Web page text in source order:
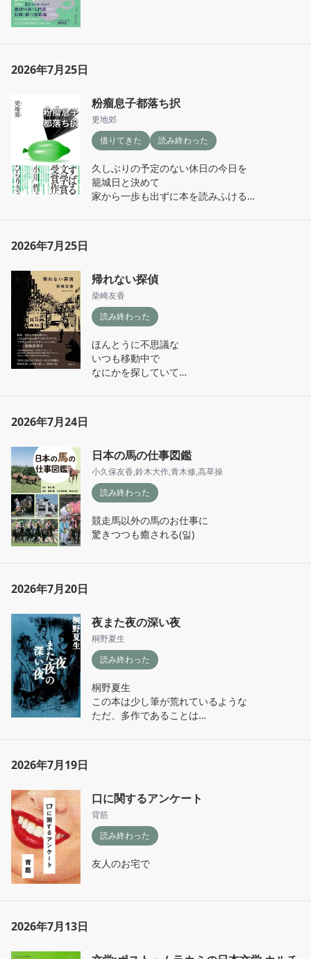
2026年7月25日
粉瘤息子都落ち択
更地郊
借りてきた
読み終わった
久しぶりの予定のない休日の今日を
籠城日と決めて
家から一歩も出ずに本を読みふける
気持ちの良い、からっぽ。
壁打ち相手の忍が
肉壁として守ってくれていたという素敵
2026年7月25日
帰れない探偵
柴崎友香
読み終わった
ほんとうに不思議な
いつも移動中で
なにかを探していて
2026年7月24日
日本の馬の仕事図鑑
小久保友香,鈴木大作,青木修,高草操
読み終わった
競走馬以外の馬のお仕事に
驚きつつも癒される(일)
2026年7月20日
夜また夜の深い夜
桐野夏生
読み終わった
桐野夏生
この本は少し筆が荒れているような
ただ、多作であることは
2026年7月19日
口に関するアンケート
背筋
読み終わった
友人のお宅で
2026年7月13日